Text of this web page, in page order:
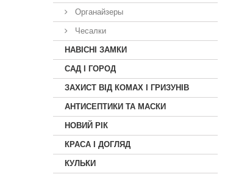
Органайзеры
Чесалки
НАВІСНІ ЗАМКИ
САД І ГОРОД
ЗАХИСТ ВІД КОМАХ І ГРИЗУНІВ
АНТИСЕПТИКИ ТА МАСКИ
НОВИЙ РІК
КРАСА I ДОГЛЯД
КУЛЬКИ